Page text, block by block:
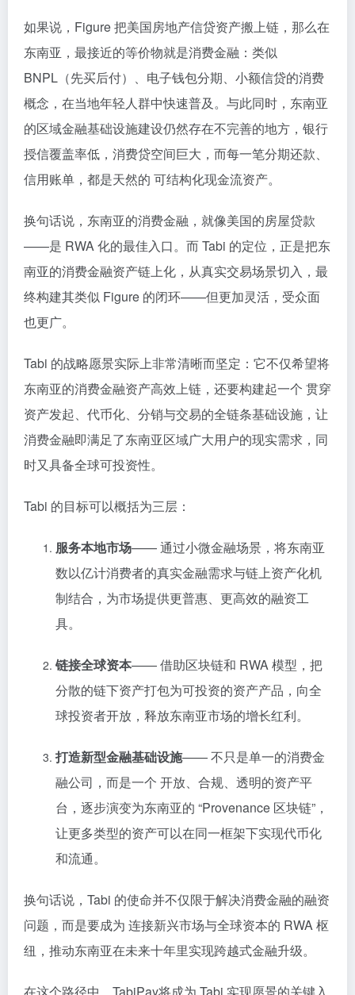
如果说，Figure 把美国房地产信贷资产搬上链，那么在
东南亚，最接近的等价物就是消费金融：类似
BNPL（先买后付）、电子钱包分期、小额信贷的消费
概念，在当地年轻人群中快速普及。与此同时，东南亚
的区域金融基础设施建设仍然存在不完善的地方，银行
授信覆盖率低，消费贷空间巨大，而每一笔分期还款、
信用账单，都是天然的 可结构化现金流资产。
换句话说，东南亚的消费金融，就像美国的房屋贷款
——是 RWA 化的最佳入口。而 Tabi 的定位，正是把东
南亚的消费金融资产链上化，从真实交易场景切入，最
终构建其类似 Figure 的闭环——但更加灵活，受众面
也更广。
Tabi 的战略愿景实际上非常清晰而坚定：它不仅希望将
东南亚的消费金融资产高效上链，还要构建起一个 贯穿
资产发起、代币化、分销与交易的全链条基础设施，让
消费金融即满足了东南亚区域广大用户的现实需求，同
时又具备全球可投资性。
Tabi 的目标可以概括为三层：
服务本地市场—— 通过小微金融场景，将东南亚
数以亿计消费者的真实金融需求与链上资产化机
制结合，为市场提供更普惠、更高效的融资工
具。
链接全球资本—— 借助区块链和 RWA 模型，把
分散的链下资产打包为可投资的资产产品，向全
球投资者开放，释放东南亚市场的增长红利。
打造新型金融基础设施—— 不只是单一的消费金
融公司，而是一个 开放、合规、透明的资产平
台，逐步演变为东南亚的 “Provenance 区块链”，
让更多类型的资产可以在同一框架下实现代币化
和流通。
换句话说，Tabi 的使命并不仅限于解决消费金融的融资
问题，而是要成为 连接新兴市场与全球资本的 RWA 枢
纽，推动东南亚在未来十年里实现跨越式金融升级。